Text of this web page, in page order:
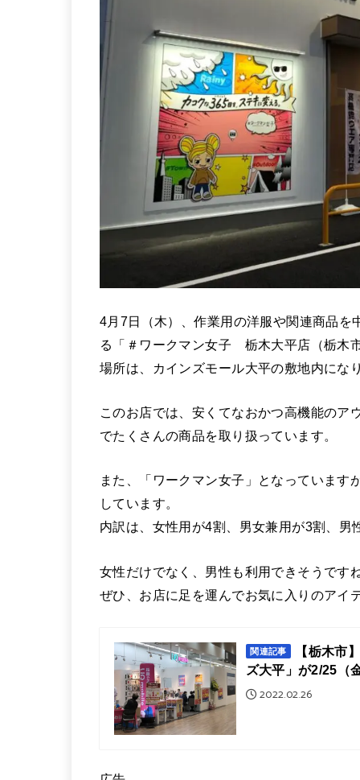
4月7日（木）、作業用の洋服や関連商品
る「＃ワークマン女子 栃木大平店（栃木
場所は、カインズモール大平の敷地内にな
このお店では、安くてなおかつ高機能のア
でたくさんの商品を取り扱っています。
また、「ワークマン女子」となっています
しています。
内訳は、女性用が4割、男女兼用が3割、男
女性だけでなく、男性も利用できそうです
ぜひ、お店に足を運んでお気に入りのアイ
関連記事
【栃木市
ズ大平」が2/25（
2022.02.26